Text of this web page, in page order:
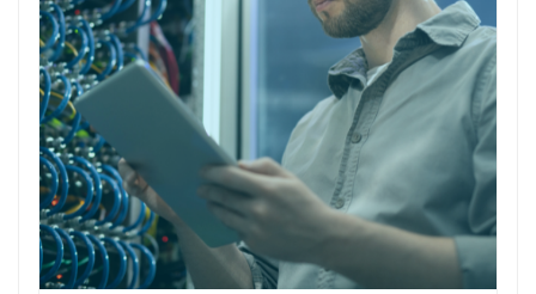
Avantages
Ces métiers peuvent vous intéresser
Toutes nos fiches métiers